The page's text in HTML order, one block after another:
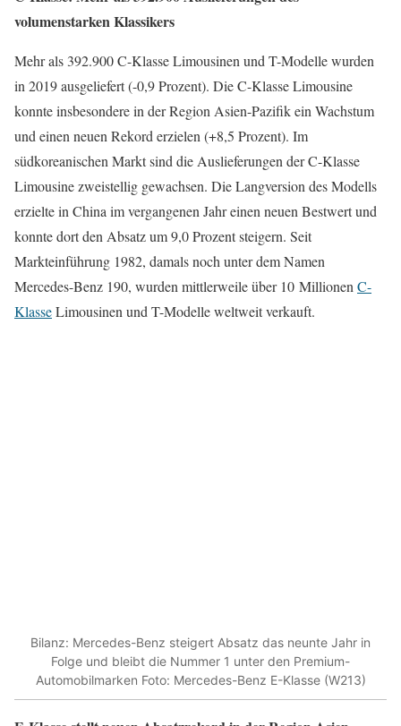
volumenstarken Klassikers
Mehr als 392.900 C-Klasse Limousinen und T-Modelle wurden
in 2019 ausgeliefert (-0,9 Prozent). Die C-Klasse Limousine
konnte insbesondere in der Region Asien-Pazifik ein Wachstum
und einen neuen Rekord erzielen (+8,5 Prozent). Im
südkoreanischen Markt sind die Auslieferungen der C-Klasse
Limousine zweistellig gewachsen. Die Langversion des Modells
erzielte in China im vergangenen Jahr einen neuen Bestwert und
konnte dort den Absatz um 9,0 Prozent steigern. Seit
Markteinführung 1982, damals noch unter dem Namen
Mercedes-Benz 190, wurden mittlerweile über 10 Millionen C-
KlasseLimousinen und T-Modelle weltweit verkauft.
Bilanz: Mercedes-Benz steigert Absatz das neunte Jahr in
Folge und bleibt die Nummer 1 unter den Premium-
Automobilmarken Foto: Mercedes-Benz E-Klasse (W213)